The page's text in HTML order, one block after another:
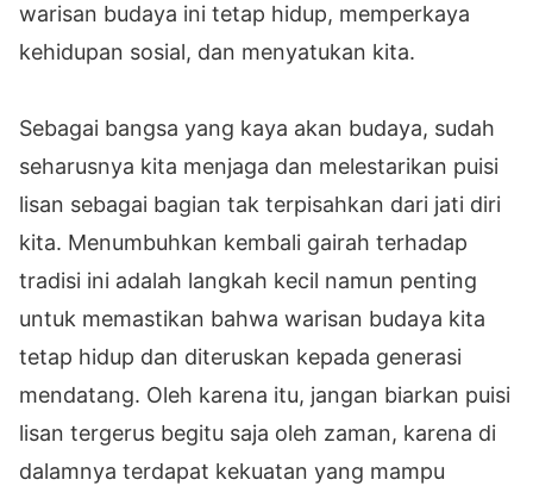
warisan budaya ini tetap hidup, memperkaya
kehidupan sosial, dan menyatukan kita.
Sebagai bangsa yang kaya akan budaya, sudah
seharusnya kita menjaga dan melestarikan puisi
lisan sebagai bagian tak terpisahkan dari jati diri
kita. Menumbuhkan kembali gairah terhadap
tradisi ini adalah langkah kecil namun penting
untuk memastikan bahwa warisan budaya kita
tetap hidup dan diteruskan kepada generasi
mendatang. Oleh karena itu, jangan biarkan puisi
lisan tergerus begitu saja oleh zaman, karena di
dalamnya terdapat kekuatan yang mampu